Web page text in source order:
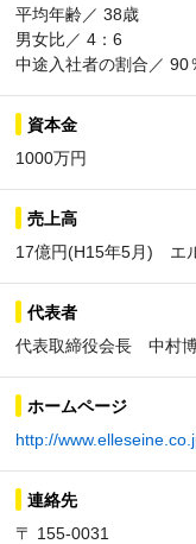
平均年齢／ 38歳
男女比／ 4：6
中途入社者の割合／ 90
資本金
1000万円
売上高
17億円(H15年5月) エ
代表者
代表取締役会長 中村
ホームページ
http://
連絡先
〒 155-0031